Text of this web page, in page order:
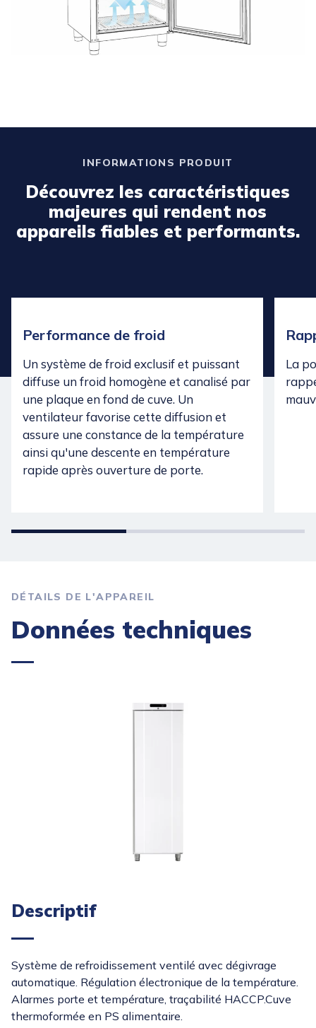
INFORMATIONS PRODUIT
Découvrez les caractéristiques
majeures qui rendent nos
appareils fiables et performants.
Performance de froid
Un système de froid exclusif et puissant
diffuse un froid homogène et canalisé par
une plaque en fond de cuve. Un
ventilateur favorise cette diffusion et
assure une constance de la température
ainsi qu'une descente en température
rapide après ouverture de porte.
La
DÉTAILS DE L'APPAREIL
Données techniques
Descriptif
Système de refroidissement ventilé avec dégivrage
automatique. Régulation électronique de la température.
Alarmes porte et température, traçabilité HACCP.Cuve
thermoformée en PS alimentaire.